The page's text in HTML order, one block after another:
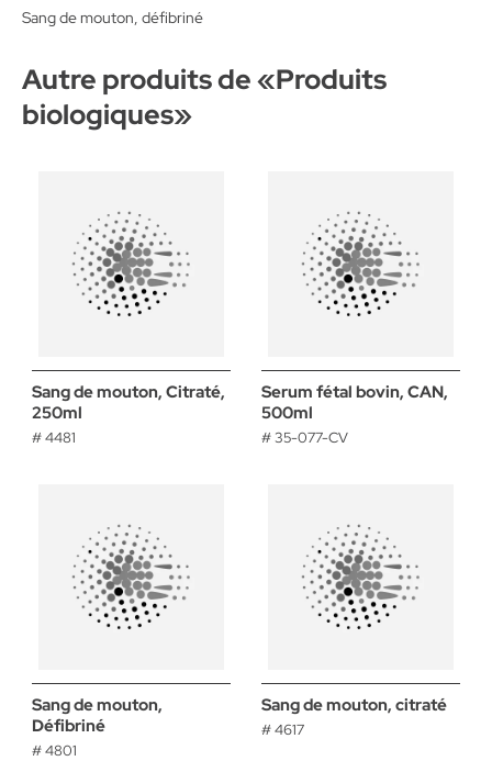
Sang de mouton, défibriné
Autre produits de «Produits
biologiques»
Sang de mouton, Citraté,
250ml
# 4481
Serum fétal bovin, CAN,
500ml
# 35-077-CV
Sang de mouton,
Défibriné
# 4801
Sang de mouton, citraté
# 4617